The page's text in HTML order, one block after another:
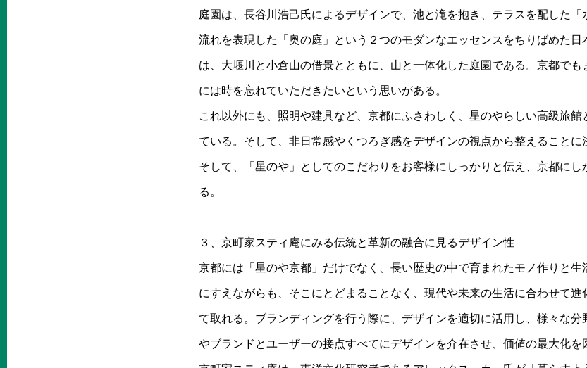
庭園は、長谷川浩己氏によるデザインで、池と滝を抱き、テラスを配した
流れを表現した「奥の庭」という２つのモダンなエッセンスをちりばめた
は、大堰川と小倉山の借景とともに、山と一体化した庭園である。京都で
には時を忘れていただきたいという思いがある。
これ以外にも、照明や建具など、京都にふさわしく、星のやらしい高級旅
ている。そして、非日常感やくつろぎ感をデザインの視点から整えることに
そして、「星のや」としてのこだわりをお客様にしっかりと伝え、京都に
る。
３、京町家スティ庵にみる伝統と革新の融合に見るデザイン性
京都には「星のや京都」だけでなく、長い歴史の中で育まれたモノ作りと
にすえながらも、そこにとどまることなく、現代や未来の生活に合わせて
て取れる。ブランディングを行う際に、デザインを適切に活用し、様々な
やブランドとユーザーの接点すべてにデザインを介在させ、価値の最大化を